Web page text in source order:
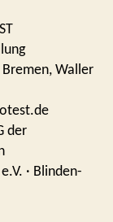
Waller
der
· Blinden-